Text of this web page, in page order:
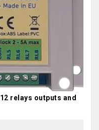
12 relays outputs and